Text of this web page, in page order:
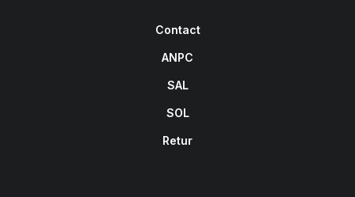
Contact
ANPC
SAL
SOL
Retur